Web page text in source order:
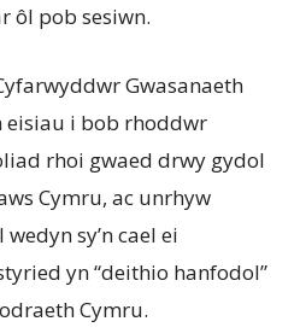
ôl pob sesiwn.
Gwasanaeth
eisiau i bob rhoddwr
rhoi gwaed drwy gydol
Cymru, ac unrhyw
sy’n cael ei
yn “deithio hanfodol”
Cymru.